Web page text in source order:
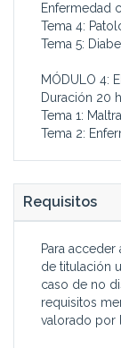
Enfermedad
Tema 4:
Tema 5:
MÓDULO 4:
Duración 20
Tema 1:
Tema 2:
Requisitos
Para
de titulación
caso de no
requisitos
valorado por